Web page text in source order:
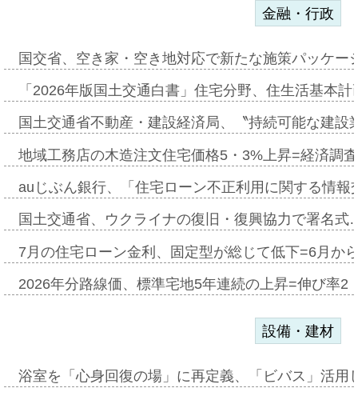
金融・行政
国交省、空き家・空き地対応で新たな施策パッケ
「2026年版国土交通白書」住宅分野、住生活基本
国土交通省不動産・建設経済局、〝持続可能な建
地域工務店の木造注文住宅価格5・3%上昇=経済調
auじぶん銀行、「住宅ローン不正利用に関する情
国土交通省、ウクライナの復旧・復興協力で署名
7月の住宅ローン金利、固定型が総じて低下=6月か
2026年分路線価、標準宅地5年連続の上昇=伸び率
設備・建材
浴室を「心身回復の場」に再定義、「ビバス」活